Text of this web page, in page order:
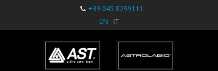
+39 045 8299111
EN
IT